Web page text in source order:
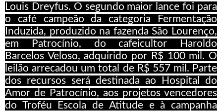
Louis Dreyfus. O segundo maior lance foi para
o café campeão da categoria Fermentação
Induzida, produzido na fazenda São Lourenço,
em Patrocínio, do cafeicultor Haroldo
Barcelos Veloso, adquirido por R$ 100 mil. O
leilão arrecadou um total de R$ 557 mil. Parte
dos recursos será destinada ao Hospital do
Amor de Patrocínio, aos projetos vencedores
do Troféu Escola de Atitude e à campanha